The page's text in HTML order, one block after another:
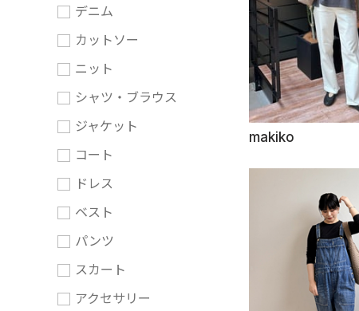
デニム
カットソー
ニット
シャツ・ブラウス
ジャケット
コート
ドレス
ベスト
パンツ
スカート
アクセサリー
makiko